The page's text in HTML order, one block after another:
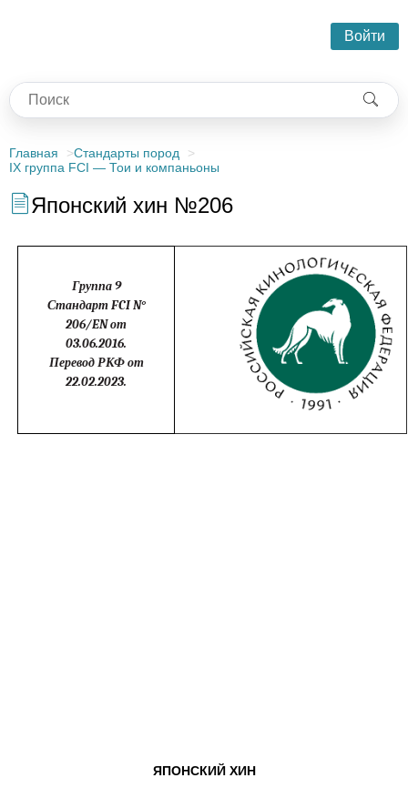
Войти
Главная
Стандарты пород
IX группа FCI — Тои и компаньоны
Японский хин №206
Группа 9
Стандарт FCI N°
206/EN от
03.06.2016.
Перевод РКФ от
22.02.2023.
ЯПОНСКИЙ ХИН